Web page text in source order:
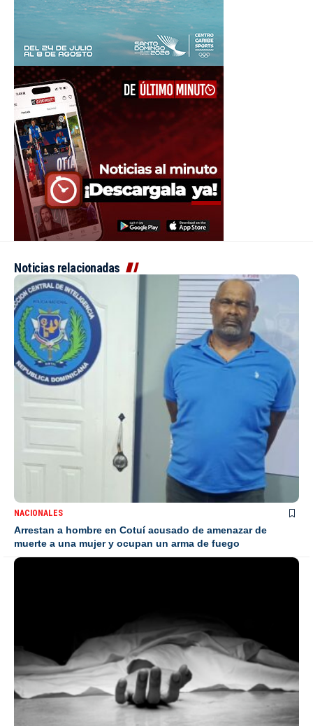
Noticias relacionadas
NACIONALES
Arrestan a hombre en Cotuí acusado de amenazar de
muerte a una mujer y ocupan un arma de fuego